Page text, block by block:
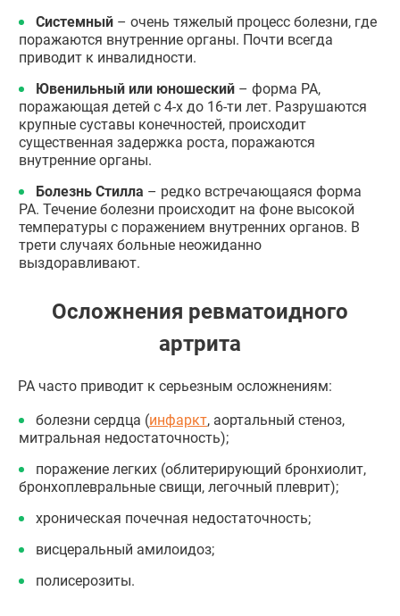
Системный – очень тяжелый процесс болезни, где
поражаются внутренние органы. Почти всегда
приводит к инвалидности.
Ювенильный или юношеский – форма РА,
поражающая детей с 4-х до 16-ти лет. Разрушаются
крупные суставы конечностей, происходит
существенная задержка роста, поражаются
внутренние органы.
Болезнь Стилла – редко встречающаяся форма
РА. Течение болезни происходит на фоне высокой
температуры с поражением внутренних органов. В
трети случаях больные неожиданно
выздоравливают.
Осложнения ревматоидного
артрита
РА часто приводит к серьезным осложнениям:
болезни сердца (инфаркт, аортальный стеноз,
митральная недостаточность);
поражение легких (облитерирующий бронхиолит,
бронхоплевральные свищи, легочный плеврит);
хроническая почечная недостаточность;
висцеральный амилоидоз;
полисерозиты.